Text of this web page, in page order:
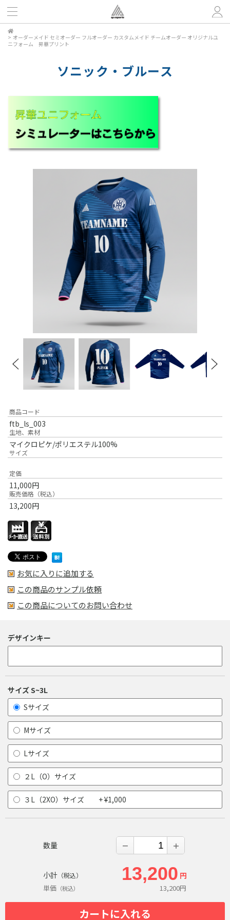
> オーダーメイド セミオーダー フルオーダー カスタムメイド チームオーダー オリジナルユ
ニフォーム 昇華プリント
ソニック・ブルース
商品コード
ftb_ls_003
生地、素材
マイクロピケ/ポリエステル100%
サイズ
定価
11,000円
販売価格（税込）
13,200円
お気に入りに追加する
この商品のサンプル依頼
この商品についてのお問い合わせ
デザインキー
サイズ S~3L
Sサイズ
Mサイズ
Lサイズ
２L（O）サイズ
３L（2XO）サイズ + ¥1,000
数量 － ＋
小計 （税込） 13,200 円
単価 （税込） 13,200円
カートに入れる